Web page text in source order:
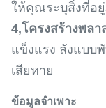
ให้คุณระบุสิ่งที่อยู่
4,โครงสร้างพล
แข็งแรง ลังแบบ
เสียหาย
ข้อมูลจำเพาะ